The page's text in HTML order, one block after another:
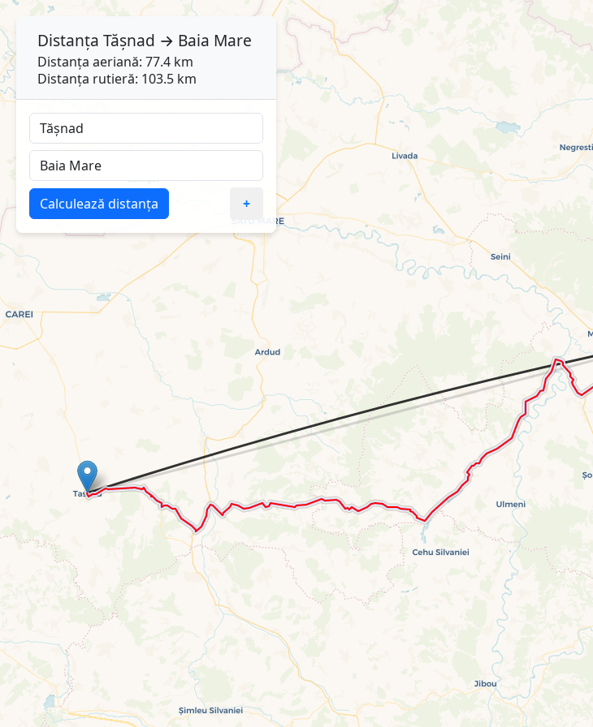
Distanța Tășnad → Baia Mare
Distanța aeriană: 77.4 km
Distanța rutieră: 103.5 km
Calculează distanța +